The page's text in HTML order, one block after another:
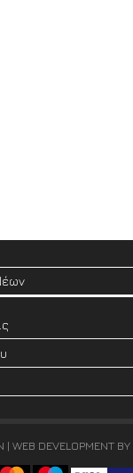
DEVELOPMENT BY